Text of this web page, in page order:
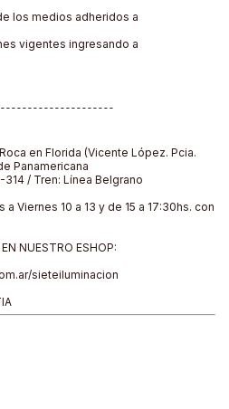
los medios adheridos a
vigentes ingresando a
en Florida (Vicente López. Pcia.
Panamericana
314 / Tren: Línea Belgrano
a Viernes 10 a 13 y de 15 a 17:30hs. con
NUESTRO ESHOP:
sieteiluminacion